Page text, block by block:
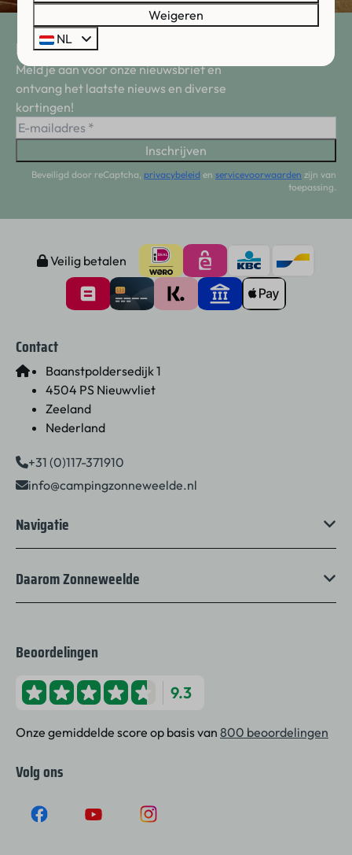
Blijf op de hoogte!😀
Meld je aan voor onze nieuwsbrief en
ontvang het laatste nieuws en diverse
kortingen!
Inschrijven
Beveiligd door reCaptcha, privacybeleid en servicevoorwaarden zijn van
toepassing.
Veilig betalen
Contact
Baanstpoldersedijk 1
4504 PS Nieuwvliet
Zeeland
Nederland
+31 (0)117-371910
info@campingzonneweelde.nl
Navigatie
Daarom Zonneweelde
Beoordelingen
9.3
Onze gemiddelde score op basis van 800 beoordelingen
Volg ons
Weigeren
NL